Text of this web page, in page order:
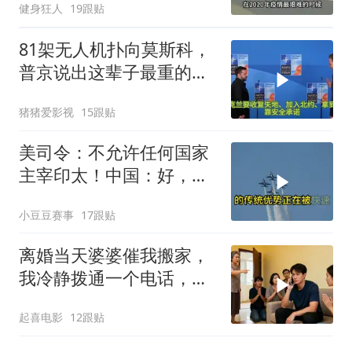
健身狂人 19跟贴
81架无人机扑向莫斯科，
普京说出这辈子最重的一
猪猪爱影视 15跟贴
美司令：不允许任何国家
主宰印太！中国：好，轰
小豆豆赛事 17跟贴
离婚当天婆婆催我搬家，
我冷静拨通一个电话，全
起喜电影 12跟贴